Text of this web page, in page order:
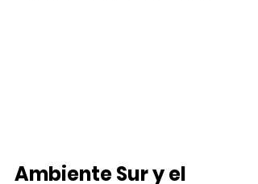
Ambiente Sur y el